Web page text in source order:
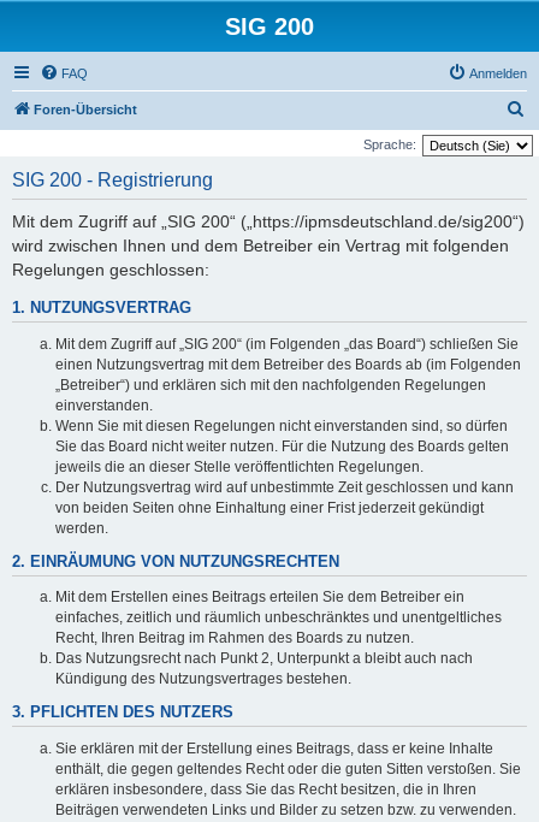
SIG 200
FAQ Anmelden
Foren-Übersicht
u
Sprache:
SIG 200 - Registrierung
Mit dem Zugriff auf „SIG 200“ („https://ipmsdeutschland.de/sig200“)
wird zwischen Ihnen und dem Betreiber ein Vertrag mit folgenden
Regelungen geschlossen:
1. NUTZUNGSVERTRAG
Mit dem Zugriff auf „SIG 200“ (im Folgenden „das Board“) schließen Sie
einen Nutzungsvertrag mit dem Betreiber des Boards ab (im Folgenden
„Betreiber“) und erklären sich mit den nachfolgenden Regelungen
einverstanden.
Wenn Sie mit diesen Regelungen nicht einverstanden sind, so dürfen
Sie das Board nicht weiter nutzen. Für die Nutzung des Boards gelten
jeweils die an dieser Stelle veröffentlichten Regelungen.
Der Nutzungsvertrag wird auf unbestimmte Zeit geschlossen und kann
von beiden Seiten ohne Einhaltung einer Frist jederzeit gekündigt
werden.
2. EINRÄUMUNG VON NUTZUNGSRECHTEN
Mit dem Erstellen eines Beitrags erteilen Sie dem Betreiber ein
einfaches, zeitlich und räumlich unbeschränktes und unentgeltliches
Recht, Ihren Beitrag im Rahmen des Boards zu nutzen.
Das Nutzungsrecht nach Punkt 2, Unterpunkt a bleibt auch nach
Kündigung des Nutzungsvertrages bestehen.
3. PFLICHTEN DES NUTZERS
Sie erklären mit der Erstellung eines Beitrags, dass er keine Inhalte
enthält, die gegen geltendes Recht oder die guten Sitten verstoßen. Sie
erklären insbesondere, dass Sie das Recht besitzen, die in Ihren
Beiträgen verwendeten Links und Bilder zu setzen bzw. zu verwenden.